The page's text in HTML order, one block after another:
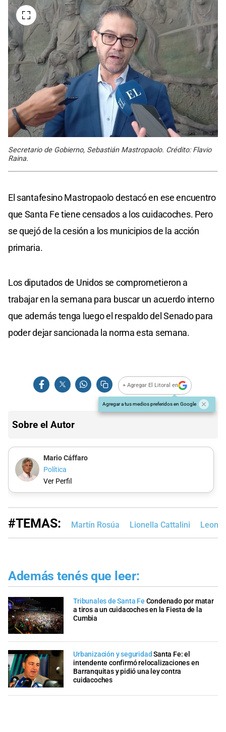
Secretario de Gobierno, Sebastián Mastropaolo. Crédito: Flavio
Raina.
El santafesino Mastropaolo destacó en ese encuentro
que Santa Fe tiene censados a los cuidacoches. Pero
se quejó de la cesión a los municipios de la acción
primaria.
Los diputados de Unidos se comprometieron a
trabajar en la semana para buscar un acuerdo interno
que además tenga luego el respaldo del Senado para
poder dejar sancionada la norma esta semana.
+ Agregar El Litoral en
Agregar a tus medios preferidos en Google
Sobre el Autor
Mario Cáffaro
Política
Ver Perfil
#TEMAS: Martín Rosúa Lionella Cattalini
Además tenés que leer:
Tribunales de Santa Fe Condenado por matar
a tiros a un cuidacoches en la Fiesta de la
Cumbia
Urbanización y seguridad Santa Fe: el
intendente confirmó relocalizaciones en
Barranquitas y pidió una ley contra
cuidacoches